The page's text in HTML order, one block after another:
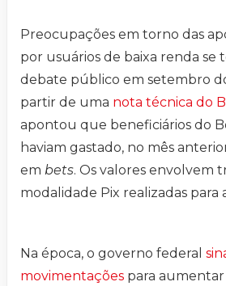
Preocupações em torno das
por usuários de baixa renda se
debate público em setembro
partir de uma nota técnica do
apontou que beneficiários do
haviam gastado, no mês
em bets. Os valores envolvem
modalidade Pix realizadas para
Na época, o governo federal
movimentações para